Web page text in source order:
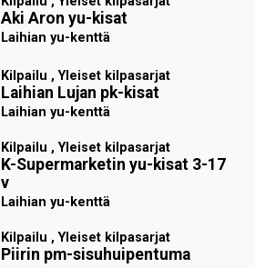
Aki Aron yu-kisat
Laihian yu-kenttä
Kilpailu , Yleiset kilpasarjat
Laihian Lujan pk-kisat
Laihian yu-kenttä
Kilpailu , Yleiset kilpasarjat
K-Supermarketin yu-kisat 3-17
v
Laihian yu-kenttä
Kilpailu , Yleiset kilpasarjat
Piirin pm-sisuhuipentuma